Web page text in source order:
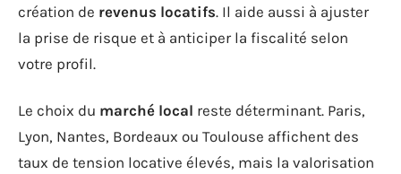
création de revenus locatifs. Il aide aussi à ajuster
la prise de risque et à anticiper la fiscalité selon
votre profil.
Le choix du marché local reste déterminant. Paris,
Lyon, Nantes, Bordeaux ou Toulouse affichent des
taux de tension locative élevés, mais la valorisation